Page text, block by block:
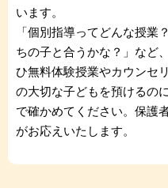
います。
「個別指導ってどんな授業
ちの子と合うかな？」など
ひ無料体験授業やカウンセ
の大切な子どもを預けるの
で確かめてください。保護
がお応えいたします。